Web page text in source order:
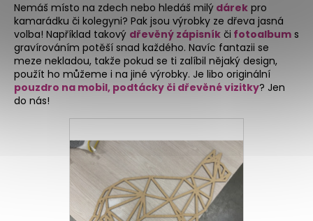
Nemáš místo na zdech nebo hledáš milý dárek pro
kamarádku či kolegyni? Pak jsou výrobky ze dřeva jasná
volba! Například takový dřevěný zápisník či fotoalbum s
gravírováním potěší snad každého. Navíc fantazii se
meze nekladou, takže pokud se ti zalíbil nějaký design,
použít ho můžeme i na jiné výrobky. Je libo originální
pouzdro na mobil, podtácky či dřevěné vizitky? Jen
do nás!